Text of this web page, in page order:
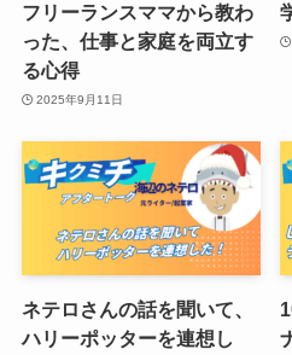
フリーランスママから教わ
った、仕事と家庭を両立す
る心得
2025年9月11日
ネテロさんの話を聞いて、
ハリーポッターを連想し